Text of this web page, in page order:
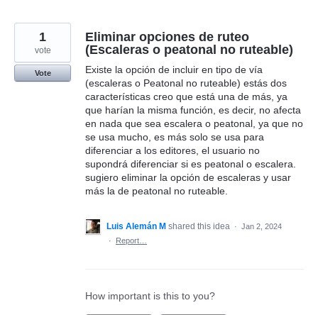
Eliminar opciones de ruteo
(Escaleras o peatonal no ruteable)
Existe la opción de incluir en tipo de vía
(escaleras o Peatonal no ruteable) estás dos
características creo que está una de más, ya
que harían la misma función, es decir, no afecta
en nada que sea escalera o peatonal, ya que no
se usa mucho, es más solo se usa para
diferenciar a los editores, el usuario no
supondrá diferenciar si es peatonal o escalera.
sugiero eliminar la opción de escaleras y usar
más la de peatonal no ruteable.
1
vote
Vote
Luis Alemán M shared this idea · Jan 2, 2024
·
Report…
How important is this to you?